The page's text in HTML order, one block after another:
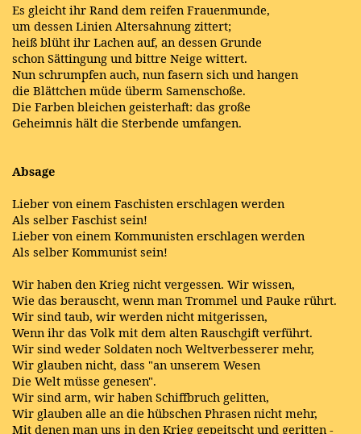
Es gleicht ihr Rand dem reifen Frauenmunde,
um dessen Linien Altersahnung zittert;
heiß blüht ihr Lachen auf, an dessen Grunde
schon Sättingung und bittre Neige wittert.
Nun schrumpfen auch, nun fasern sich und hangen
die Blättchen müde überm Samenschoße.
Die Farben bleichen geisterhaft: das große
Geheimnis hält die Sterbende umfangen.
Absage
Lieber von einem Faschisten erschlagen werden
Als selber Faschist sein!
Lieber von einem Kommunisten erschlagen werden
Als selber Kommunist sein!
Wir haben den Krieg nicht vergessen. Wir wissen,
Wie das berauscht, wenn man Trommel und Pauke rührt.
Wir sind taub, wir werden nicht mitgerissen,
Wenn ihr das Volk mit dem alten Rauschgift verführt.
Wir sind weder Soldaten noch Weltverbesserer mehr,
Wir glauben nicht, dass "an unserem Wesen
Die Welt müsse genesen".
Wir sind arm, wir haben Schiffbruch gelitten,
Wir glauben alle an die hübschen Phrasen nicht mehr,
Mit denen man uns in den Krieg gepeitscht und geritten -